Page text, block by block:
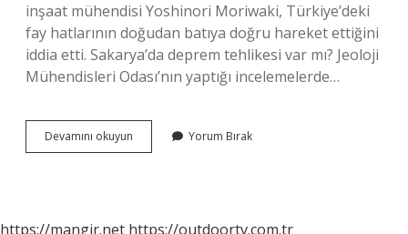
inşaat mühendisi Yoshinori Moriwaki, Türkiye’deki
fay hatlarının doğudan batıya doğru hareket ettiğini
iddia etti. Sakarya’da deprem tehlikesi var mı? Jeoloji
Mühendisleri Odası’nın yaptığı incelemelerde…
Devamını okuyun
Deprem
Yorum Bırak
https://mangir.net https://outdoortv.com.tr